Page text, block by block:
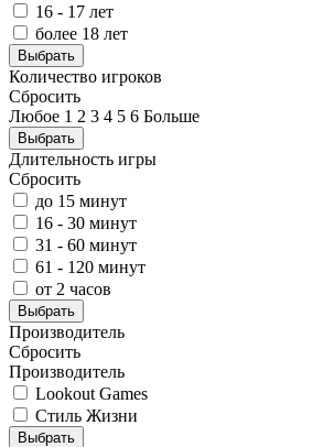
16 - 17 лет
более 18 лет
Выбрать
Количество игроков
Сбросить
Любое 1 2 3 4 5 6 Больше
Выбрать
Длительность игры
Сбросить
до 15 минут
16 - 30 минут
31 - 60 минут
61 - 120 минут
от 2 часов
Выбрать
Производитель
Сбросить
Производитель
Lookout Games
Стиль Жизни
Выбрать